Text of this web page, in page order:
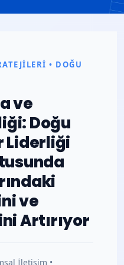
• DOĞU
ve
Doğu
Liderliği
ve
Artırıyor
İletişim •